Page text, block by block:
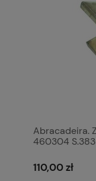
Abracadeira.
460304
110,00 zł